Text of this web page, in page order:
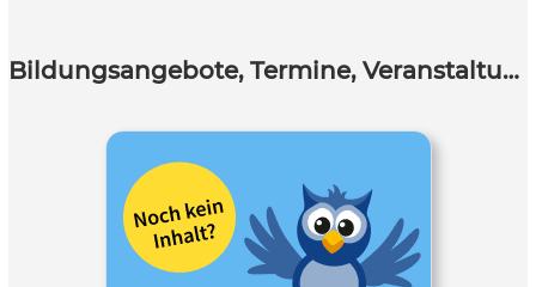
Bildungsangebote, Termine, Veranstaltungen